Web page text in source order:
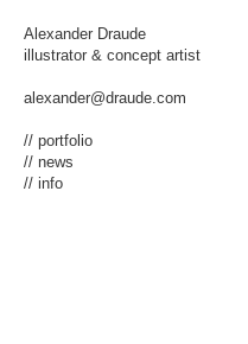
Alexander Draude
illustrator & concept artist
alexander@draude.com
// portfolio
// news
// info